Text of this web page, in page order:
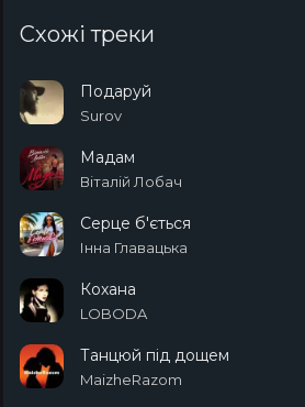
Схожі треки
Подаруй
Surov
Мадам
Віталій Лобач
Серце б'ється
Інна Главацька
Кохана
LOBODA
Танцюй під дощем
MaizheRazom